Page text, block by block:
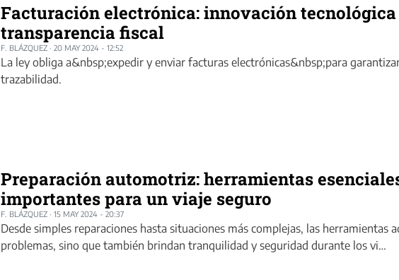
Facturación electrónica: innovación
transparencia fiscal
F. BLÁZQUEZ · 20 MAY 2024 - 12:52
La ley obliga a&nbsp;expedir y enviar facturas electrónicas&nbsp;para
trazabilidad.
Preparación automotriz: herramientas
importantes para un viaje seguro
F. BLÁZQUEZ · 15 MAY 2024 - 20:37
Desde simples reparaciones hasta situaciones más complejas, las herramientas
problemas, sino que también brindan tranquilidad y seguridad durante los vi…